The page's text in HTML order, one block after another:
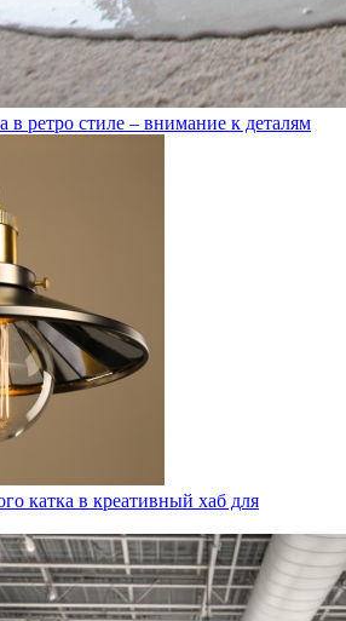
в ретро стиле – внимание к деталям
катка в креативный хаб для